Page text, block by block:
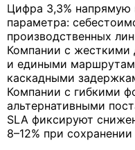
Цифра 3,3% напрямую
параметра:
производственных
Компании с жесткими
и едиными
каскадными
Компании с гибкими
альтернативными
SLA фиксируют
8–12% при